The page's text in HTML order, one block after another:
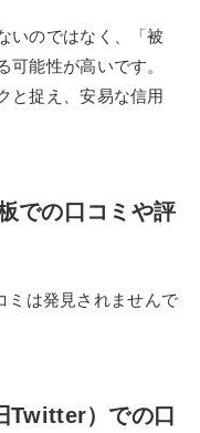
いのではなく、「被
能性が高いです。
と捉え、安易な信用
での口コミや評
ミは発見されませんで
Twitter）での口